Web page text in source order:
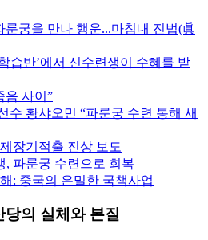
룬궁을 만나 행운...마침내 진법(眞
습반’에서 신수련생이 수혜를 받
음 사이”
수 황샤오민 “파룬궁 수련 통해 새
장기적출 진상 보도
, 파룬궁 수련으로 회복
: 중국의 은밀한 국책사업
의 실체와 본질